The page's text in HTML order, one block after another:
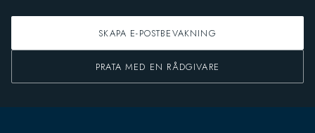
SKAPA E-POSTBEVAKNING
PRATA MED EN RÅDGIVARE